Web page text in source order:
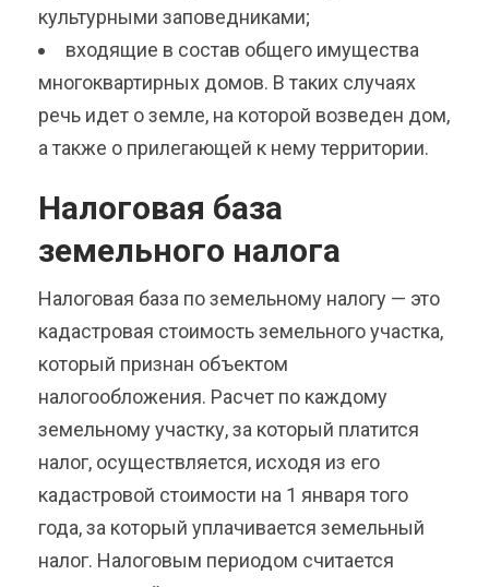
культурными заповедниками;
входящие в состав общего имущества
многоквартирных домов. В таких случаях
речь идет о земле, на которой возведен дом,
а также о прилегающей к нему территории.
Налоговая база
земельного налога
Налоговая база по земельному налогу — это
кадастровая стоимость земельного участка,
который признан объектом
налогообложения. Расчет по каждому
земельному участку, за который платится
налог, осуществляется, исходя из его
кадастровой стоимости на 1 января того
года, за который уплачивается земельный
налог. Налоговым периодом считается